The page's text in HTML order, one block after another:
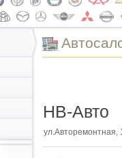
НВ-Авто
ул.Авторемонтная,